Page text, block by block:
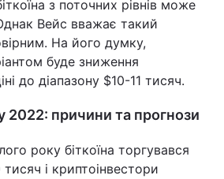
з поточних рівнів може
Вейс вважає такий
На його думку,
буде зниження
до діапазону $10-11 тисяч.
2022: причини та прогнози
року біткоїна торгувався
і криптоінвестори